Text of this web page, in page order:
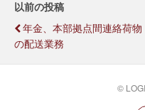
以前の投稿
年金、本部拠点間連絡荷物
の配送業務
©